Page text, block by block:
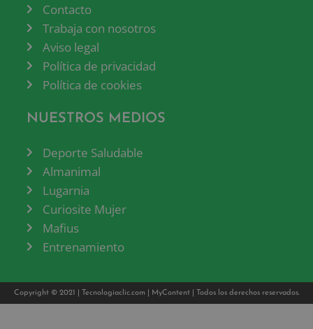
Contacto
Trabaja con nosotros
Aviso legal
Política de privacidad
Política de cookies
NUESTROS MEDIOS
Deporte Saludable
Almanimal
Lugarnia
Curiosite Mujer
Mafius
Entrenamiento
Copyright © 2021 | Tecnologiaclic.com MyContent| Todos los derechos reservados.